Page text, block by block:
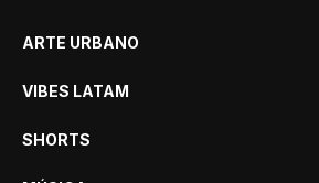
ARTE URBANO
VIBES LATAM
SHORTS